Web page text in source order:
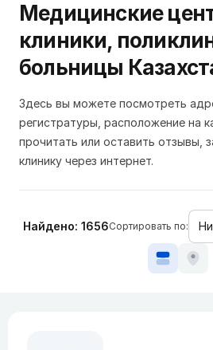
Медицинские
клиники,
больницы
Здесь вы можете посмотреть
регистратуры, расположение на
прочитать или оставить отзывы,
клинику через интернет.
Найдено: 1656Сортировать по: